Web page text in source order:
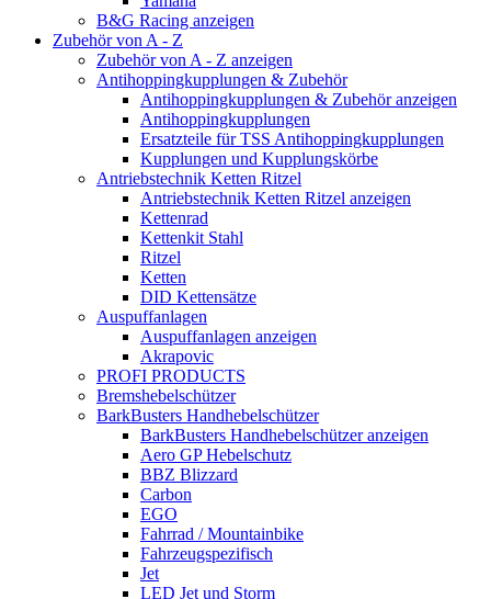
B&G Racing anzeigen
Zubehör von A - Z
Zubehör von A - Z anzeigen
Antihoppingkupplungen & Zubehör
Antihoppingkupplungen & Zubehör anzeigen
Antihoppingkupplungen
Ersatzteile für TSS Antihoppingkupplungen
Kupplungen und Kupplungskörbe
Antriebstechnik Ketten Ritzel
Antriebstechnik Ketten Ritzel anzeigen
Kettenrad
Kettenkit Stahl
Ritzel
Ketten
DID Kettensätze
Auspuffanlagen
Auspuffanlagen anzeigen
Akrapovic
PROFI PRODUCTS
Bremshebelschützer
BarkBusters Handhebelschützer
BarkBusters Handhebelschützer anzeigen
Aero GP Hebelschutz
BBZ Blizzard
Carbon
EGO
Fahrrad / Mountainbike
Fahrzeugspezifisch
Jet
LED Jet und Storm